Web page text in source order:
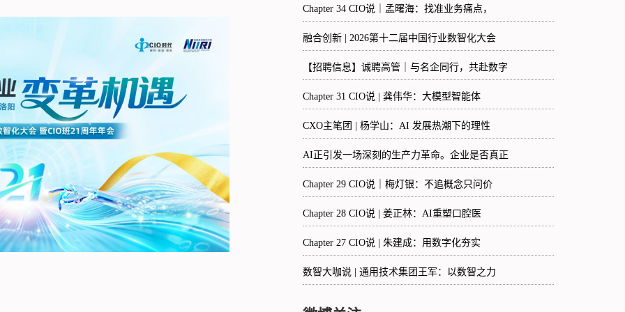
Chapter 34 CIO说｜孟曙海：找准业务痛点，
融合创新 | 2026第十二届中国行业数智化大会
【招聘信息】诚聘高管｜与名企同行，共赴数字
Chapter 31 CIO说 | 龚伟华：大模型智能体
CXO主笔团 | 杨学山：AI 发展热潮下的理性
AI正引发一场深刻的生产力革命。企业是否真正
Chapter 29 CIO说｜梅灯银：不追概念只问价
Chapter 28 CIO说 | 姜正林：AI重塑口腔医
Chapter 27 CIO说 | 朱建成：用数字化夯实
数智大咖说 | 通用技术集团王军：以数智之力